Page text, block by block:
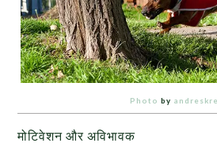
Photo by
मोटिवेशन और अविभावक